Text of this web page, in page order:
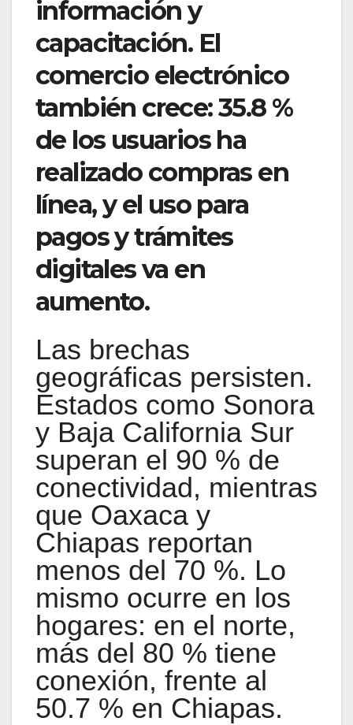
información y
capacitación. El
comercio electrónico
también crece: 35.8 %
de los usuarios ha
realizado compras en
línea, y el uso para
pagos y trámites
digitales va en
aumento.
Las brechas
geográficas persisten.
Estados como Sonora
y Baja California Sur
superan el 90 % de
conectividad, mientras
que Oaxaca y
Chiapas reportan
menos del 70 %. Lo
mismo ocurre en los
hogares: en el norte,
más del 80 % tiene
conexión, frente al
50.7 % en Chiapas.